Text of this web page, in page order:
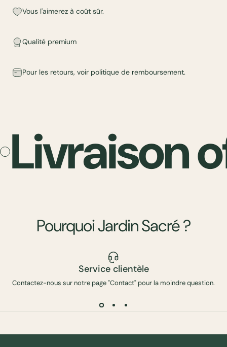
Vous l'aimerez à coût sûr.
Qualité premium
Pour les retours, voir politique de remboursement.
Livraison
PourquoiJardinSacré?
Service clientèle
Contactez-nous sur notre page "Contact" pour la moindre question.